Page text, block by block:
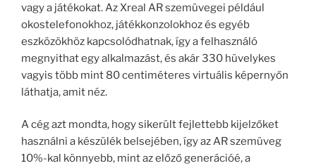
vagy a játékokat. Az Xreal AR szemüvegei például
okostelefonokhoz, játékkonzolokhoz és egyéb
eszközökhöz kapcsolódhatnak, így a felhasználó
megnyithat egy alkalmazást, és akár 330 hüvelykes
vagyis több mint 80 centiméteres virtuális képernyőn
láthatja, amit néz.
A cég azt mondta, hogy sikerült fejlettebb kijelzőket
használni a készülék belsejében, így az AR szemüveg
10%-kal könnyebb, mint az előző generációé, a